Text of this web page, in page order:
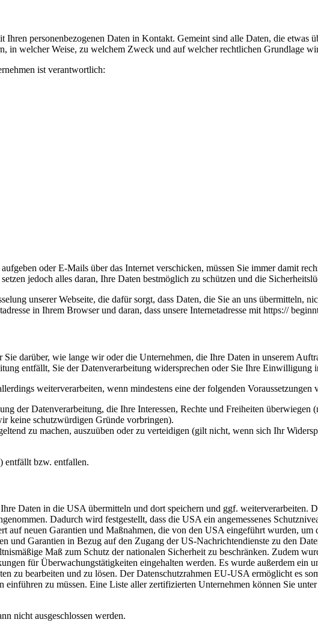
personenbezogenen Daten in Kontakt. Gemeint sind alle Daten, die etwas
in welcher Weise, zu welchem Zweck und auf welcher rechtlichen Grundlage
ist verantwortlich:
oder E-Mails über das Internet verschicken, müssen Sie immer damit
jedoch alles daran, Ihre Daten bestmöglich zu schützen und die
unserer Webseite, die dafür sorgt, dass Daten, die Sie an uns übermitteln,
in Ihrem Browser und daran, dass unsere Internetadresse mit https://
darüber, wie lange wir oder die Unternehmen, die Ihre Daten in unserem
entfällt, Sie der Datenverarbeitung widersprechen oder Sie Ihre Einwilligung
weiterverarbeiten, wenn mindestens eine der folgenden Voraussetzungen
der Datenverarbeitung, die Ihre Interessen, Rechte und Freiheiten überwiegen
keine schutzwürdigen Gründe vorbringen).
zu machen, auszuüben oder zu verteidigen (gilt nicht, wenn sich Ihr
entfällt bzw. entfallen.
Daten in die USA übermitteln und dort speichern und ggf. weiterverarbeiten.
Dadurch wird festgestellt, dass die USA ein angemessenes
auf neuen Garantien und Maßnahmen, die von den USA eingeführt wurden,
und Garantien in Bezug auf den Zugang der US-Nachrichtendienste zu den
Maß zum Schutz der nationalen Sicherheit zu beschränken. Zudem
für Überwachungstätigkeiten eingehalten werden. Es wurde außerdem ein
zu bearbeiten und zu lösen. Der Datenschutzrahmen EU-USA ermöglicht es
einführen zu müssen. Eine Liste aller zertifizierten Unternehmen können Sie
nicht ausgeschlossen werden.